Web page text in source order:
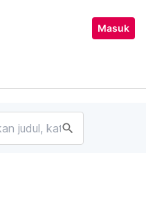
Masuk
search